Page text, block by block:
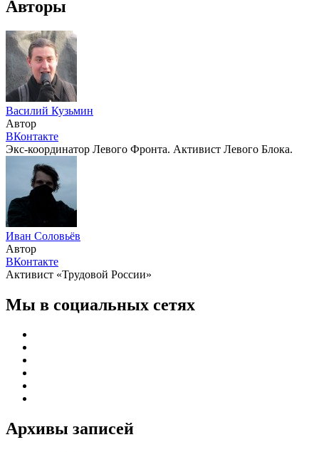
Авторы
Василий Кузьмин
Автор
ВКонтакте
Экс-координатор Левого Фронта. Активист Левого Блока.
Иван Соловьёв
Автор
ВКонтакте
Активист «Трудовой России»
Мы в социальных сетях
Архивы записей